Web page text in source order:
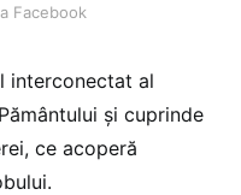
Facebook
interconectat al
și cuprinde
ce acoperă